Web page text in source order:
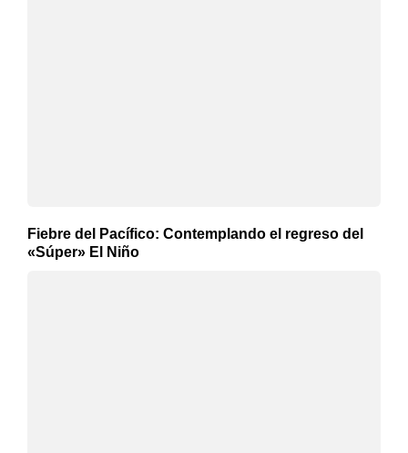
Fiebre del Pacífico: Contemplando el regreso del
«Súper» El Niño